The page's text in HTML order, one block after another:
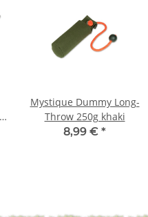
Mystique Dummy Long-
Throw 250g khaki
8,99 € *